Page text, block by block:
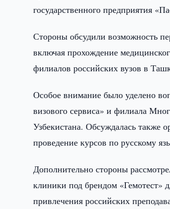
государственного предприятия
Стороны обсудили возможность
включая прохождение
филиалов российских вузов в
Особое внимание было уделено
визового сервиса» и филиала
Узбекистана. Обсуждалась также
проведение курсов по русскому
Дополнительно стороны
клиники под брендом «Гемотест»
привлечения российских